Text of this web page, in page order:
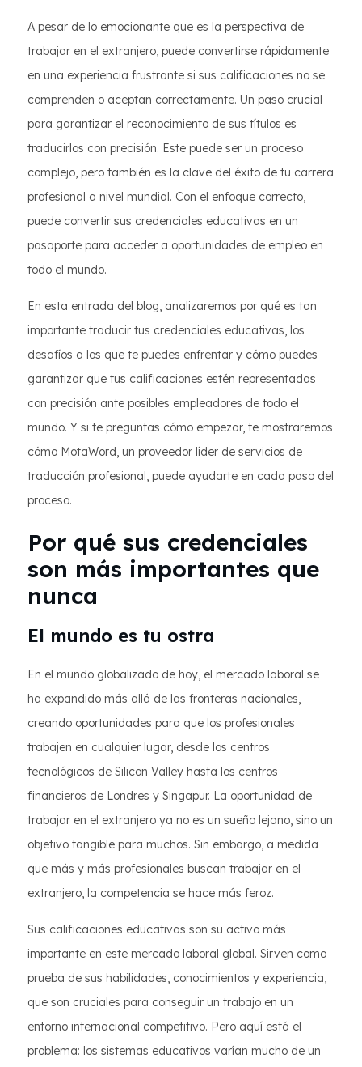
A pesar de lo emocionante que es la perspectiva de
trabajar en el extranjero, puede convertirse rápidamente
en una experiencia frustrante si sus calificaciones no se
comprenden o aceptan correctamente. Un paso crucial
para garantizar el reconocimiento de sus títulos es
traducirlos con precisión. Este puede ser un proceso
complejo, pero también es la clave del éxito de tu carrera
profesional a nivel mundial. Con el enfoque correcto,
puede convertir sus credenciales educativas en un
pasaporte para acceder a oportunidades de empleo en
todo el mundo.
En esta entrada del blog, analizaremos por qué es tan
importante traducir tus credenciales educativas, los
desafíos a los que te puedes enfrentar y cómo puedes
garantizar que tus calificaciones estén representadas
con precisión ante posibles empleadores de todo el
mundo. Y si te preguntas cómo empezar, te mostraremos
cómo MotaWord, un proveedor líder de servicios de
traducción profesional, puede ayudarte en cada paso del
proceso.
Por qué sus credenciales
son más importantes que
nunca
El mundo es tu ostra
En el mundo globalizado de hoy, el mercado laboral se
ha expandido más allá de las fronteras nacionales,
creando oportunidades para que los profesionales
trabajen en cualquier lugar, desde los centros
tecnológicos de Silicon Valley hasta los centros
financieros de Londres y Singapur. La oportunidad de
trabajar en el extranjero ya no es un sueño lejano, sino un
objetivo tangible para muchos. Sin embargo, a medida
que más y más profesionales buscan trabajar en el
extranjero, la competencia se hace más feroz.
Sus calificaciones educativas son su activo más
importante en este mercado laboral global. Sirven como
prueba de sus habilidades, conocimientos y experiencia,
que son cruciales para conseguir un trabajo en un
entorno internacional competitivo. Pero aquí está el
problema: los sistemas educativos varían mucho de un